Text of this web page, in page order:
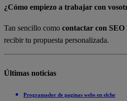
¿Cómo empiezo a trabajar con
Tan sencillo como contactar con SEO
recibir tu propuesta personalizada.
Últimas noticias
Programador de paginas webs en elche